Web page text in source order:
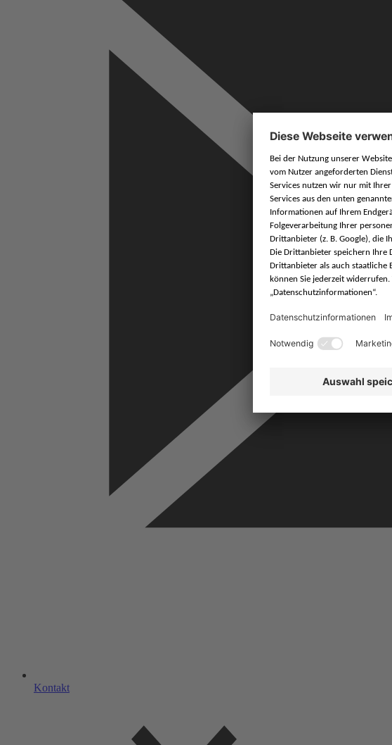
Kontakt